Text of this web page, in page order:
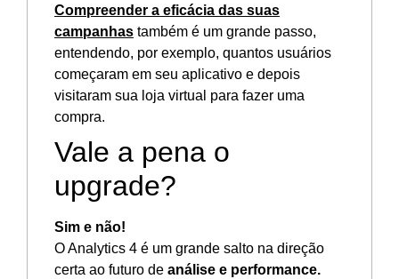
Compreender a eficácia das suas
campanhas também é um grande passo,
entendendo, por exemplo, quantos usuários
começaram em seu aplicativo e depois
visitaram sua loja virtual para fazer uma
compra.
Vale a pena o
upgrade?
Sim e não!
O Analytics 4 é um grande salto na direção
certa ao futuro de análise e performance.